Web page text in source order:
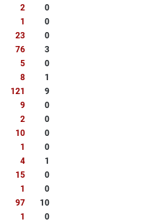
2
0
1
0
23
0
76
3
5
0
8
1
121
9
9
0
2
0
10
0
1
0
4
1
15
0
1
0
97
10
1
0